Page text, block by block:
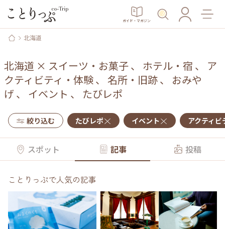
ガイド・マガジン
北海道
北海道 × スイーツ・お菓子、 ホテル・宿 、 ア
クティビティ・体験、 名所・旧跡、 おみや
げ 、 イベント 、 たびレポ
絞り込む たびレポ イベント アクティビ
スポット 記事 投稿
ことりっぷで人気の記事